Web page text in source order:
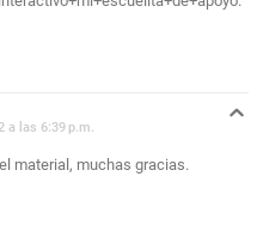
a las 6:39 p.m.
material, muchas gracias.